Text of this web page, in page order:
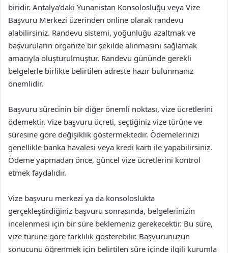
biridir. Antalya’daki Yunanistan Konsolosluğu veya Vize
Başvuru Merkezi üzerinden online olarak randevu
alabilirsiniz. Randevu sistemi, yoğunluğu azaltmak ve
başvuruların organize bir şekilde alınmasını sağlamak
amacıyla oluşturulmuştur. Randevu gününde gerekli
belgelerle birlikte belirtilen adreste hazır bulunmanız
önemlidir.
Başvuru sürecinin bir diğer önemli noktası, vize ücretlerini
ödemektir. Vize başvuru ücreti, seçtiğiniz vize türüne ve
süresine göre değişiklik göstermektedir. Ödemelerinizi
genellikle banka havalesi veya kredi kartı ile yapabilirsiniz.
Ödeme yapmadan önce, güncel vize ücretlerini kontrol
etmek faydalıdır.
Vize başvuru merkezi ya da konsoloslukta
gerçekleştirdiğiniz başvuru sonrasında, belgelerinizin
incelenmesi için bir süre beklemeniz gerekecektir. Bu süre,
vize türüne göre farklılık gösterebilir. Başvurunuzun
sonucunu öğrenmek için belirtilen süre içinde ilgili kurumla